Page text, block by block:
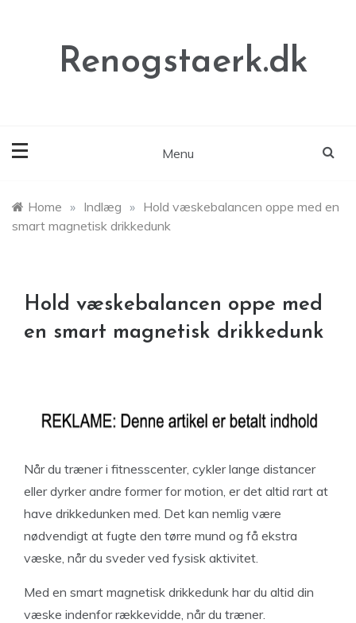
Renogstaerk.dk
Menu
Home » Indlæg » Hold væskebalancen oppe med en
smart magnetisk drikkedunk
Hold væskebalancen oppe med
en smart magnetisk drikkedunk
Når du træner i fitnesscenter, cykler lange distancer
eller dyrker andre former for motion, er det altid rart at
have drikkedunken med. Det kan nemlig være
nødvendigt at fugte den tørre mund og få ekstra
væske, når du sveder ved fysisk aktivitet.
Med en smart magnetisk drikkedunk har du altid din
væske indenfor rækkevidde, når du træner.